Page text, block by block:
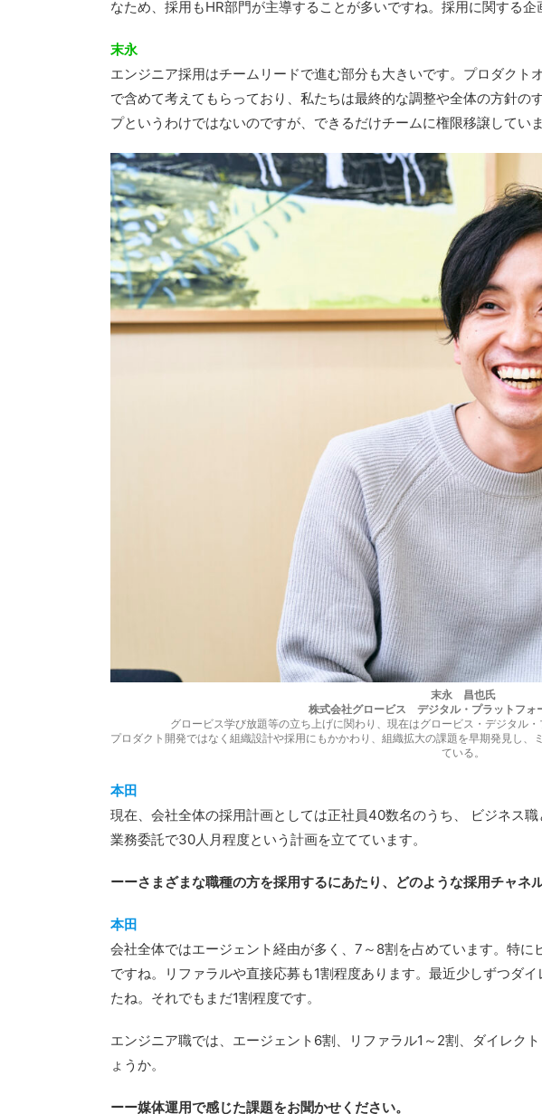
なため、採用もHR部門が主導することが多いですね。採用に関する企
末永
エンジニア採用はチームリードで進む部分も大きいです。プロダクト
で含めて考えてもらっており、私たちは最終的な調整や全体の方針の
プというわけではないのですが、できるだけチームに権限移譲していま
末永 昌也氏
株式会社グロービス デジタル・プラットフ
グロービス学び放題等の立ち上げに関わり、現在はグロービス・デジタル
プロダクト開発ではなく組織設計や採用にもかかわり、組織拡大の課題を早期発見し
ている。
本田
現在、会社全体の採用計画としては正社員40数名のうち、 ビジネス
業務委託で30人月程度という計画を立てています。
ーーさまざまな職種の方を採用するにあたり、どのような採用チャネ
本田
会社全体ではエージェント経由が多く、7～8割を占めています。特
ですね。リファラルや直接応募も1割程度あります。最近少しずつダ
たね。それでもまだ1割程度です。
エンジニア職では、エージェント6割、リファラル1～2割、ダイレク
ょうか。
ーー媒体運用で感じた課題をお聞かせください。